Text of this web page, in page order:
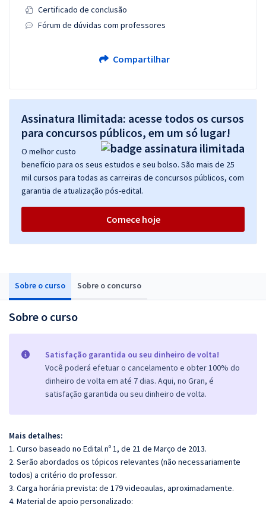
Sobre o curso Sobre o concurso
Sobre o curso
Satisfação garantida ou seu dinheiro de volta!
Você poderá efetuar o cancelamento e obter 100% do
dinheiro de volta em até 7 dias. Aqui, no Gran, é
satisfação garantida ou seu dinheiro de volta.
Mais detalhes:
1. Curso baseado no Edital nº 1, de 21 de Março de 2013.
2. Serão abordados os tópicos relevantes (não necessariamente
todos) a critério do professor.
3. Carga horária prevista: de 179 videoaulas, aproximadamente.
4. Material de apoio personalizado:
Certificado de conclusão
Fórum de dúvidas com professores
Compartilhar
Assinatura Ilimitada: acesse todos os cursos
para concursos públicos, em um só lugar!
O melhor custo
benefício para os seus estudos e seu bolso. São mais de 25
mil cursos para todas as carreiras de concursos públicos, com
garantia de atualização pós-edital.
Comece hoje